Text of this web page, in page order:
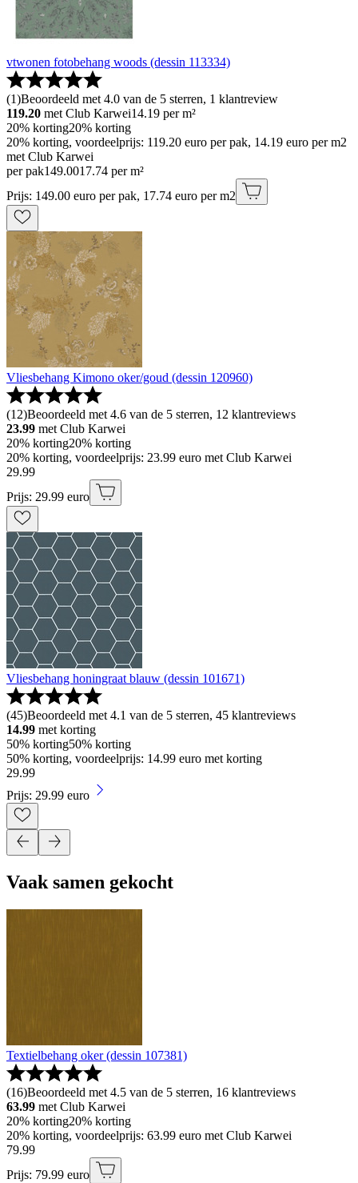
vtwonen fotobehang woods (dessin 113334)
(1)Beoordeeld met 4.0 van de 5 sterren, 1 klantreview
119.20 met Club Karwei14.19 per m²
20% korting20% korting
20% korting, voordeelprijs: 119.20 euro per pak, 14.19 euro per m2
met Club Karwei
per pak149.0017.74 per m²
Prijs: 149.00 euro per pak, 17.74 euro per m2
Vliesbehang Kimono oker/goud (dessin 120960)
(12)Beoordeeld met 4.6 van de 5 sterren, 12 klantreviews
23.99 met Club Karwei
20% korting20% korting
20% korting, voordeelprijs: 23.99 euro met Club Karwei
29.99
Prijs: 29.99 euro
Vliesbehang honingraat blauw (dessin 101671)
(45)Beoordeeld met 4.1 van de 5 sterren, 45 klantreviews
14.99 met korting
50% korting50% korting
50% korting, voordeelprijs: 14.99 euro met korting
29.99
Prijs: 29.99 euro
Vaak samen gekocht
Textielbehang oker (dessin 107381)
(16)Beoordeeld met 4.5 van de 5 sterren, 16 klantreviews
63.99 met Club Karwei
20% korting20% korting
20% korting, voordeelprijs: 63.99 euro met Club Karwei
79.99
Prijs: 79.99 euro